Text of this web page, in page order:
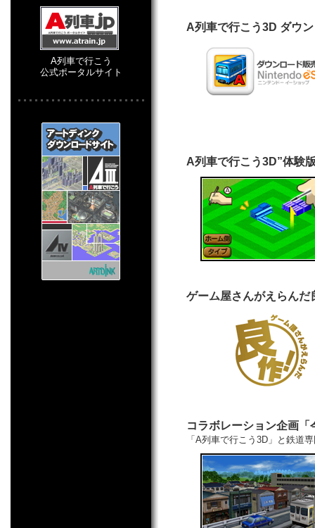
A列車で行こう
公式ポータルサイト
A列車で行こう3D ダウ
A列車で行こう3D”体験
ゲーム屋さんがえらんだ
コラボレーション企画
「A列車で行こう3D」と鉄道